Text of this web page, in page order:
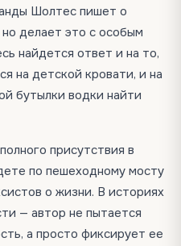
Шолтес пишет о
делает это с особым
найдется ответ и на то,
на детской кровати, и на
бутылки водки найти
присутствия в
по пешеходному мосту
о жизни. В историях
— автор не пытается
а просто фиксирует ее